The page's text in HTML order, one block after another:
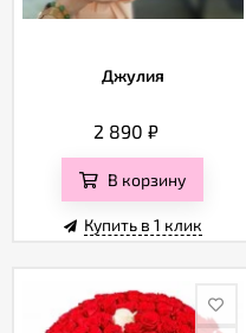
Джулия
2 890 ₽
В корзину
Купить в 1 клик